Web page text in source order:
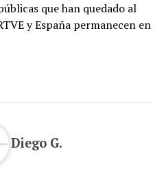
que han quedado al
y España permanecen en
Diego G.